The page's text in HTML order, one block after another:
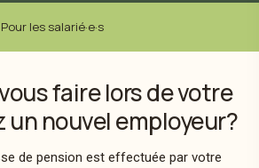
Pour les salarié·e·s
faire lors de votre
nouvel employeur?
de pension est effectuée par votre